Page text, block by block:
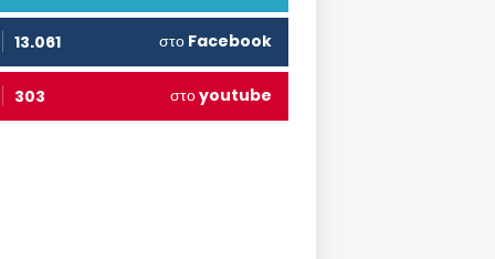
13.061 στο Facebook
303 στοyoutube